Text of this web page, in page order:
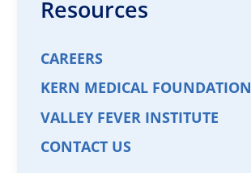
Resources
CAREERS
KERN MEDICAL FOUNDATION
VALLEY FEVER INSTITUTE
CONTACT US